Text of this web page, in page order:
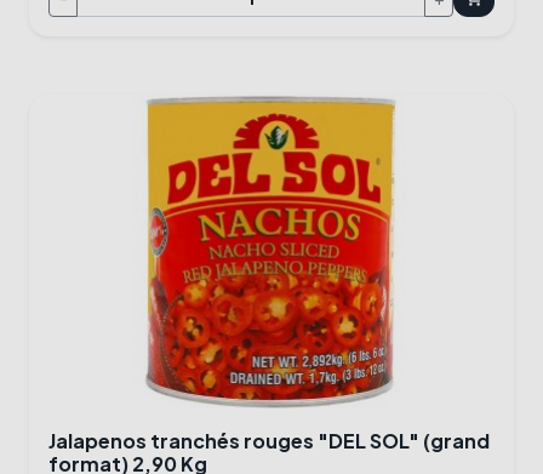
Jalapenos tranchés rouges "DEL SOL" (grand
format) 2,90 Kg